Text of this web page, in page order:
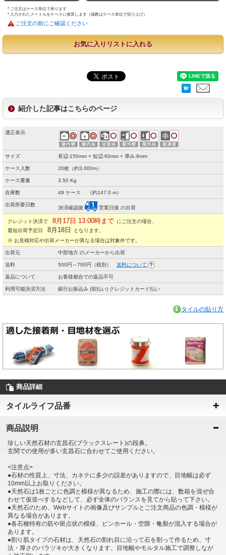
* ご注文はケース単位で承ります
* 入力されたメートルをケースに換算します（端数はケース単位で切り上げ）
ご注文の前にご確認ください
お気に入りリストに入れる
紹介した記事はこちらのページ
適正表示
サイズ 長辺:150mm × 短辺:60mm × 厚み:8mm
ケース入数 20枚（約3.000m）
ケース重量 3.50 Kg
在庫数 49 ケース （約147.0 m）
出荷所要日数
決済確認後 営業日後 の出荷
クレジット決済で 8月17日 13:00時まで にご注文の場合、
最短出荷予定日
8月18日
となります。
※ お見積対応や出荷メーカーが異なる場合は対象外です。
出荷元 中部地方 のメーカーから出荷
送料 500円～700円（税別） 送料について
返品について お客様都合での返品不可
利用可能決済方法 銀行お振込み (前払い) クレジットカード払い
タイルの貼り方
商品詳細
タイルライフ品番
商品説明
珍しい天然石材の玄昌石(ブラックスレート)の段鼻。
玄関での使用が多い玄昌石に合わせてご使用ください。
<注意点>
●石材の性質上、寸法、カネテに多少の誤差がありますので、目地幅は必ず
10mm以上お取りください。
●天然石は1枚ごとに色調と模様が異なるため、施工の際には、数箱を混ぜ合
わせて仮並べするなどして、必ず全体のバランスを見てから貼って下さい。
●天然石のため、Webサイトの画像及びサンプルとご注文商品の色調・模様が
異なる場合があります。
●各石種特有の筋や斑点状の模様、ピンホール・空隙・亀裂が混入する場合が
あります。
●割り肌タイプの石材は、天然石の割れ目に沿って石を割って作るため、寸
法・厚さのバラツキが大きくなります。目地幅やモルタル施工で調整しなが